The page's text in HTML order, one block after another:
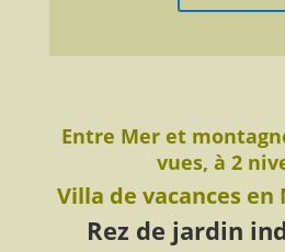
Entre Mer et
vues, à 2
Villa de vacances en
Rez de jardin